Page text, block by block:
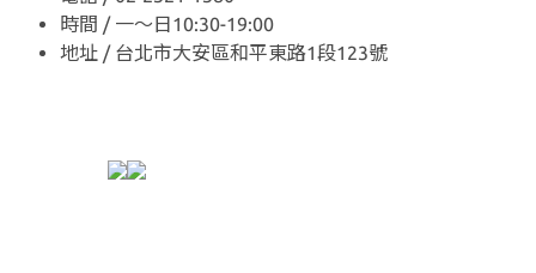
時間 / 一～日10:30-19:00
地址 / 台北市大安區和平東路1段123號